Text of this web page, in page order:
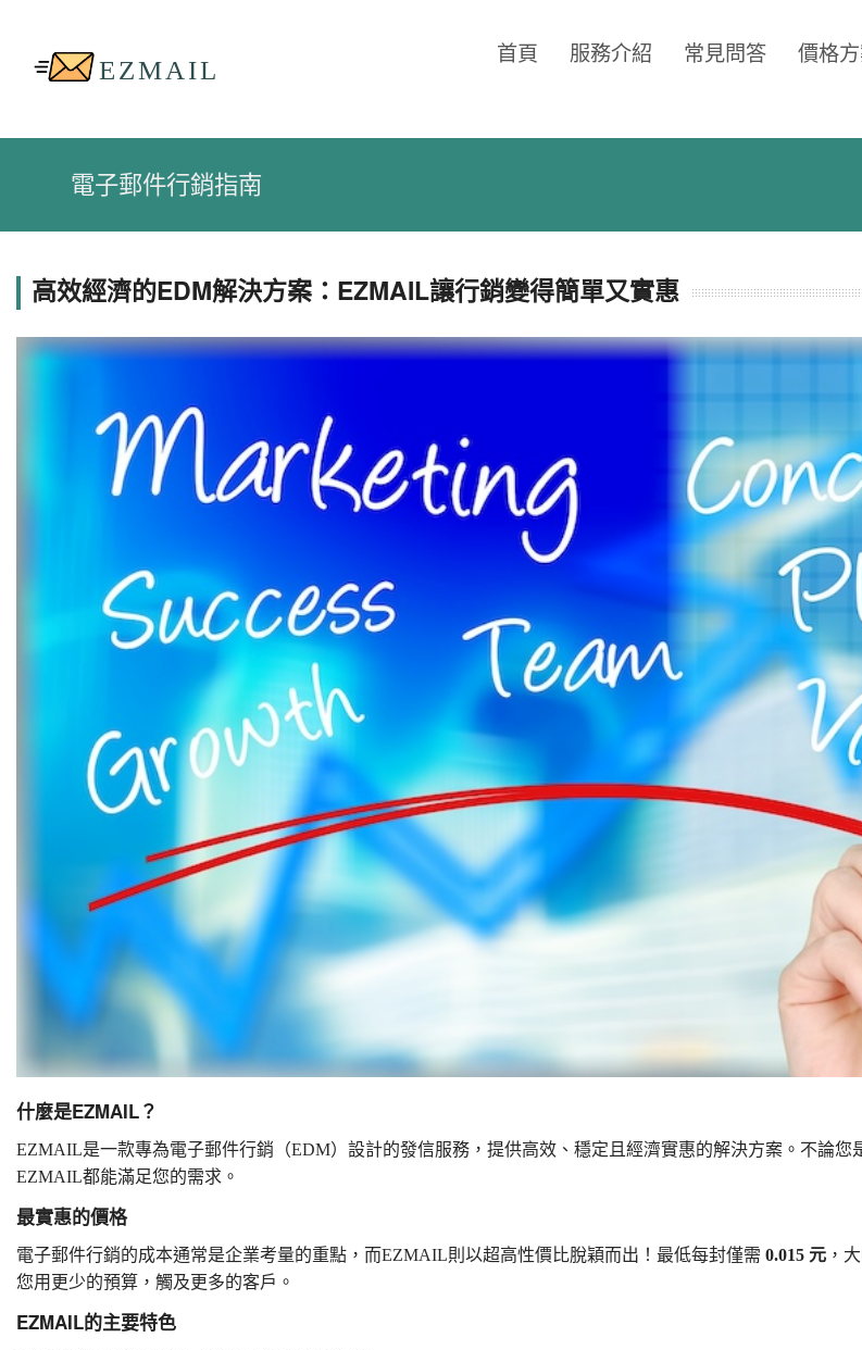
首頁 服務介紹 常見問答 價格
電子郵件行銷指南
高效經濟的EDM解決方案：EZMAIL讓行銷變得簡單又實惠
什麼是EZMAIL？
EZMAIL是一款專為電子郵件行銷（EDM）設計的發信服務，提供高效、穩定且經濟實惠的解決方案。不論您
EZMAIL都能滿足您的需求。
最實惠的價格
電子郵件行銷的成本通常是企業考量的重點，而EZMAIL則以超高性價比脫穎而出！最低每封僅需 0.015 元 ，
您用更少的預算，觸及更多的客戶。
EZMAIL的主要特色